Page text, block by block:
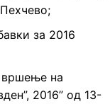
за 2016
вршење на
2016” од 13-